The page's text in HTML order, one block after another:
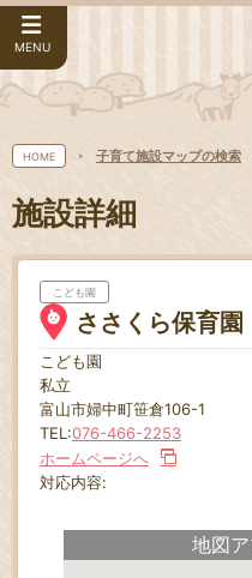
MENU
HOME 子育て施設マップの検索
施設詳細
こども園
ささくら保育園
こども園
私立
富山市婦中町笹倉106-1
TEL:076-466-2253
ホームページへ
対応内容:
地図